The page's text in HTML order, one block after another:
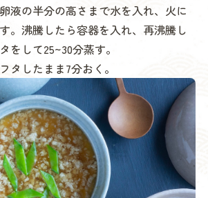
液の半分の高さまで水を入れ、火に
。沸騰したら容器を入れ、再沸騰し
をして25~30分蒸す。
タしたまま7分おく。